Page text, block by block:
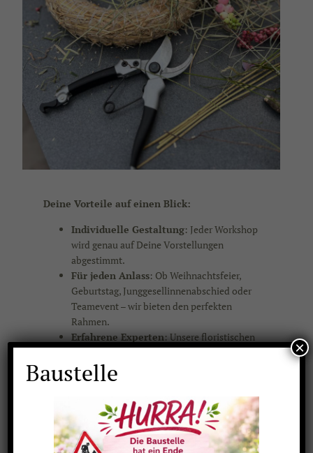
Deine Vorteile auf einen Blick:
Individuelle Gestaltung: Jeder Workshop
wird genau auf Deine Vorstellungen
abgestimmt.
Für jeden Anlass: Ob Weihnachtsfeier,
Geburtstag, Junggesellinnenabschied oder
Teamevent – wir bieten den perfekten
Rahmen.
Erfahrene Experten: Unsere floristischen
Profis begleiten Dich Schritt für Schritt und
stehen Dir mit Rat und Tat zur Seite.
Kreativer Spaß für alle
bis zum Fortgeschrittenen – bei uns kann
jeder mitmachen und etwas Einzigartiges
erschaffen.
Baustelle
×